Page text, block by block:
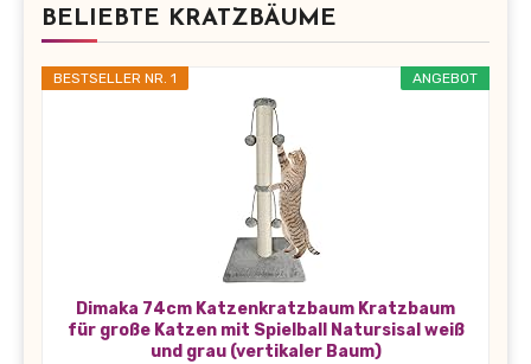
BELIEBTE KRATZBÄUME
ANGEBOT
BESTSELLER NR. 1
Dimaka 74cm Katzenkratzbaum Kratzbaum
für große Katzen mit Spielball Natursisal weiß
und grau (vertikaler Baum)